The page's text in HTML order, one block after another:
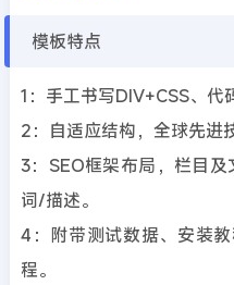
模板特点
1：手工书写DIV+CSS、代
2：自适应结构，全球先进
3：SEO框架布局，栏目
词/描述。
4：附带测试数据、安装
程。